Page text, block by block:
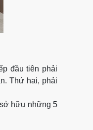
đầu tiên phải
Thứ hai, phải
hữu những 5